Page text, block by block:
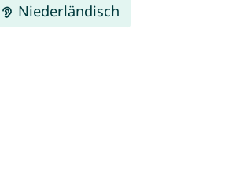
Niederländisch